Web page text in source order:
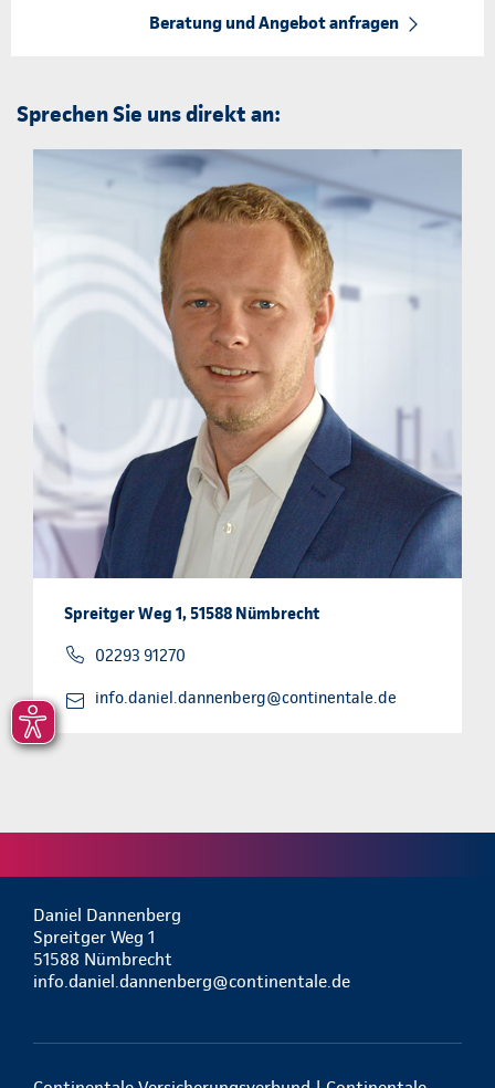
Beratung und Angebot anfragen
Sprechen Sie uns direkt an:
Spreitger Weg 1, 51588 Nümbrecht
02293 91270
info.daniel.dannenberg@continentale.de
Daniel Dannenberg
Spreitger Weg 1
51588 Nümbrecht
info.daniel.dannenberg@continentale.de